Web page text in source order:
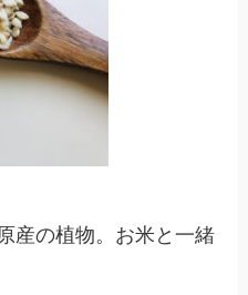
産の植物。お米と一緒